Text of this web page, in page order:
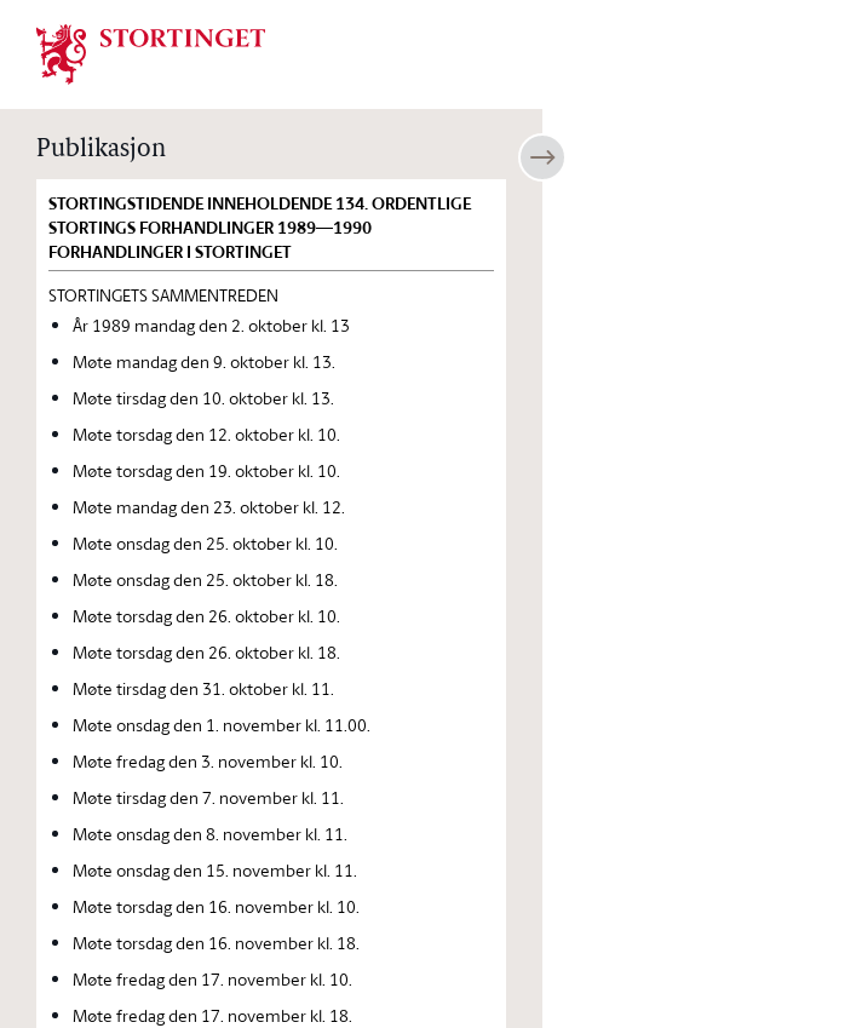
Stortinget.no
Publikasjon
STORTINGSTIDENDE INNEHOLDENDE 134. ORDENTLIGE
STORTINGS FORHANDLINGER 1989—1990
FORHANDLINGER I STORTINGET
STORTINGETS SAMMENTREDEN
År 1989 mandag den 2. oktober kl. 13
Møte mandag den 9. oktober kl. 13.
Møte tirsdag den 10. oktober kl. 13.
Møte torsdag den 12. oktober kl. 10.
Møte torsdag den 19. oktober kl. 10.
Møte mandag den 23. oktober kl. 12.
Møte onsdag den 25. oktober kl. 10.
Møte onsdag den 25. oktober kl. 18.
Møte torsdag den 26. oktober kl. 10.
Møte torsdag den 26. oktober kl. 18.
Møte tirsdag den 31. oktober kl. 11.
Møte onsdag den 1. november kl. 11.00.
Møte fredag den 3. november kl. 10.
Møte tirsdag den 7. november kl. 11.
Møte onsdag den 8. november kl. 11.
Møte onsdag den 15. november kl. 11.
Møte torsdag den 16. november kl. 10.
Møte torsdag den 16. november kl. 18.
Møte fredag den 17. november kl. 10.
Møte fredag den 17. november kl. 18.